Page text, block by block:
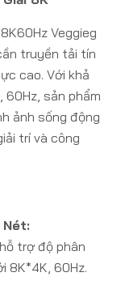
Veggieg
truyền tải tín
cao. Với khả
60Hz, sản phẩm
ảnh sống động
trí và công
hỗ trợ độ phân
8K*4K, 60Hz.